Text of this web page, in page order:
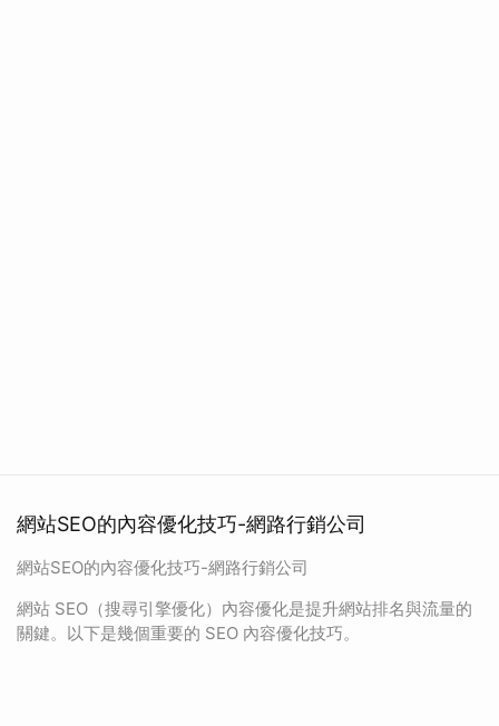
網站SEO的內容優化技巧-網路行銷公司
網站SEO的內容優化技巧-網路行銷公司
網站 SEO（搜尋引擎優化）內容優化是提升網站排名與流量的
關鍵。以下是幾個重要的 SEO 內容優化技巧。